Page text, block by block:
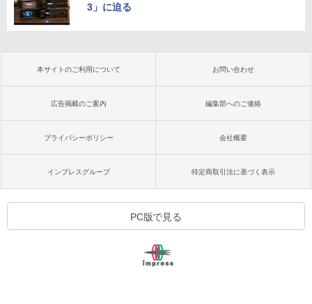
3」に迫る
本サイトのご利用について お問い合わせ
広告掲載のご案内 編集部へのご連絡
プライバシーポリシー 会社概要
インプレスグループ 特定商取引法に基づく表示
PC版で見る